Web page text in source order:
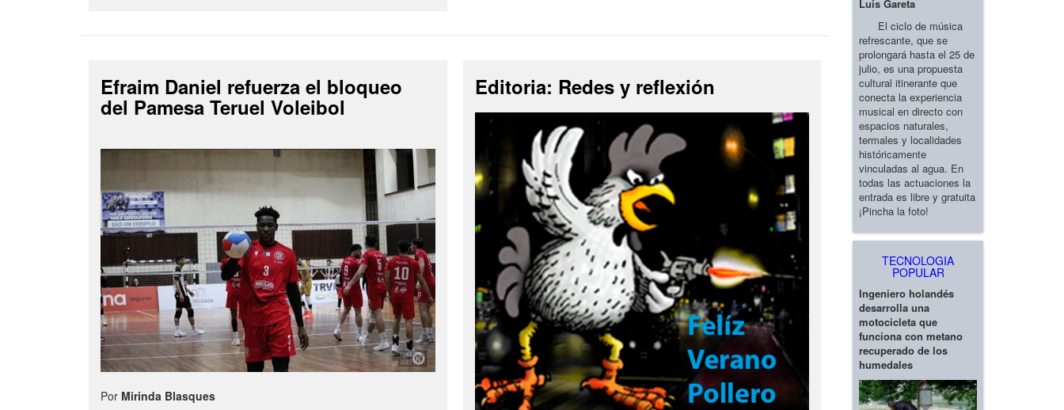
Efraim Daniel refuerza el bloqueo
del Pamesa Teruel Voleibol
Por Mirinda Blasques
Editoria: Redes y reflexión
Luis Gareta
El ciclo de música
refrescante, que se
prolongará hasta el 25 de
julio, es una propuesta
cultural itinerante que
conecta la experiencia
musical en directo con
espacios naturales,
termales y localidades
históricamente
vinculadas al agua. En
todas las actuaciones la
entrada es libre y gratuita
¡Pincha la foto!
TECNOLOGIA
POPULAR
Ingeniero holandés
desarrolla una
motocicleta que
funciona con metano
recuperado de los
humedales